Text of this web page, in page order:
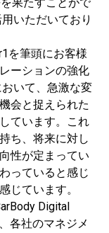
いただいており
を筆頭にお客様
ーションの強化
いて、急激な変
会と捉えられた
ています。これ
ち、将来に対し
性が定まってい
っていると感じ
じています。
Digital
各社のマネジメ